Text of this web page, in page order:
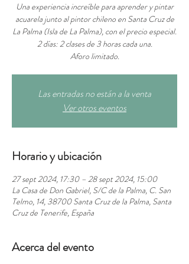
Una experiencia increíble para aprender y pintar
acuarela junto al pintor chileno en Santa Cruz de
La Palma (Isla de La Palma), con el precio especial.
2 días: 2 clases de 3 horas cada una.
Aforo limitado.
Las entradas no están a la venta
Ver otros eventos
Horario y ubicación
27 sept 2024, 17:30 – 28 sept 2024, 15:00
La Casa de Don Gabriel, S/C de la Palma, C. San
Telmo, 14, 38700 Santa Cruz de la Palma, Santa
Cruz de Tenerife, España
Acerca del evento